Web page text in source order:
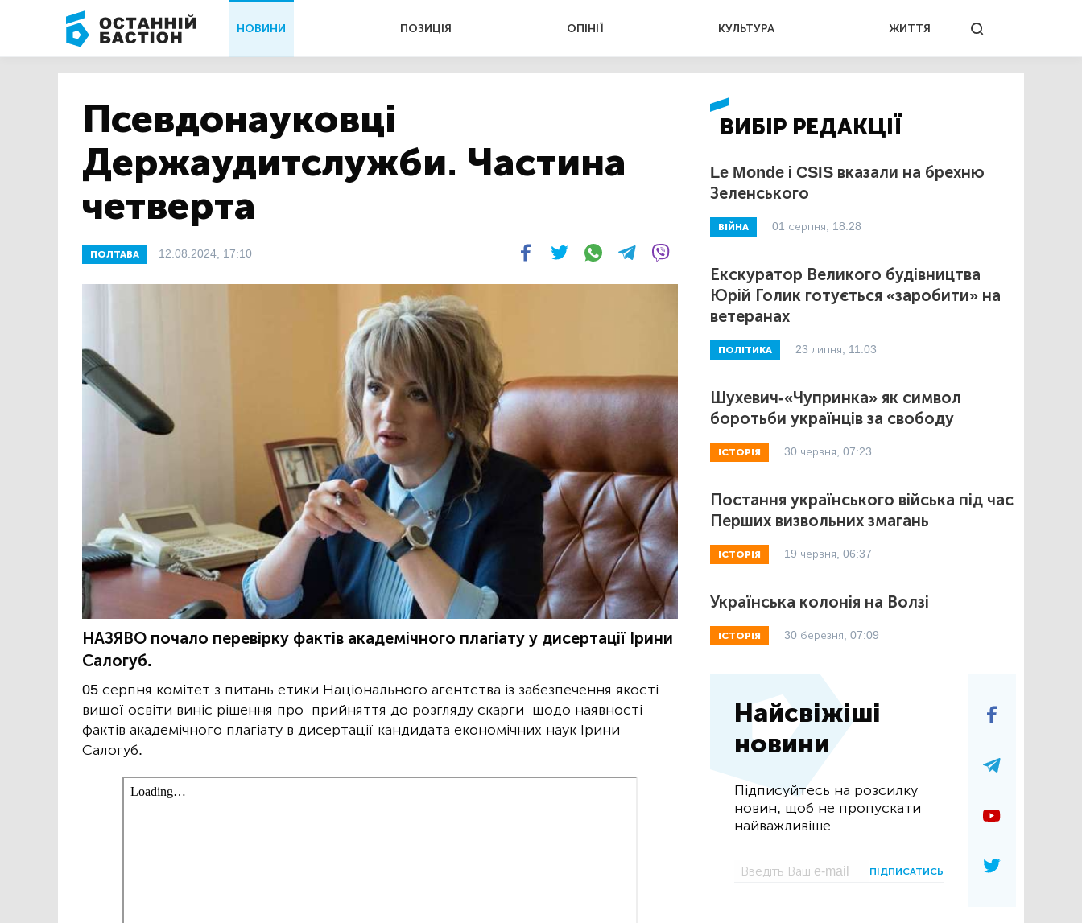
НОВИНИ ПОЗИЦІЯ ОПІНІЇ КУЛЬТУРА ЖИТТЯ
Псевдонауковці
Держаудитслужби. Частина
четверта
ПОЛТАВА 12.08.2024, 17:10
НАЗЯВО почало перевірку фактів академічного плагіату у дисертації Ірини
Салогуб.
05 серпня комітет з питань етики Національного агентства із забезпечення якості
вищої освіти виніс рішення про прийняття до розгляду скарги щодо наявності
фактів академічного плагіату в дисертації кандидата економічних наук Ірини
Салогуб.
ВИБІР РЕДАКЦІЇ
Le Monde і CSIS вказали на брехню
Зеленського
ВІЙНА 01 серпня, 18:28
Екскуратор Великого будівництва
Юрій Голик готується «заробити» на
ветеранах
ПОЛІТИКА 23 липня, 11:03
Шухевич-«Чупринка» як символ
боротьби українців за свободу
ІСТОРІЯ 30 червня, 07:23
Постання українського війська під час
Перших визвольних змагань
ІСТОРІЯ 19 червня, 06:37
Українська колонія на Волзі
ІСТОРІЯ 30 березня, 07:09
Найсвіжіші
новини
Підписуйтесь на розсилку
новин, щоб не пропускати
найважливіше
ПІДПИСАТИСЬ